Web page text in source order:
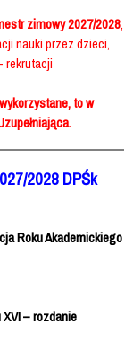
zimowy 2027/2028,
nauki przez dzieci,
rekrutacji
to w
2028 DPŚk
Roku Akademickiego
– rozdanie